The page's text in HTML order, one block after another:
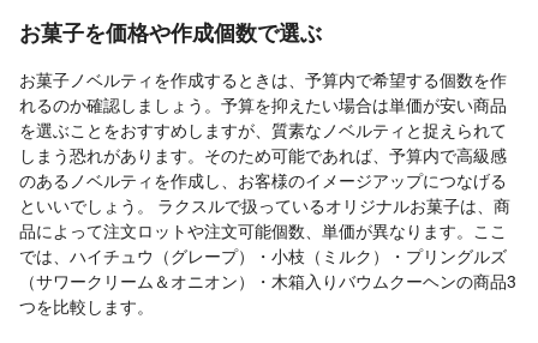
お菓子を価格や作成個数で選ぶ
お菓子ノベルティを作成するときは、予算内で希望する個数を作
れるのか確認しましょう。予算を抑えたい場合は単価が安い商品
を選ぶことをおすすめしますが、質素なノベルティと捉えられて
しまう恐れがあります。そのため可能であれば、予算内で高級感
のあるノベルティを作成し、お客様のイメージアップにつなげる
といいでしょう。 ラクスルで扱っているオリジナルお菓子は、商
品によって注文ロットや注文可能個数、単価が異なります。ここ
では、ハイチュウ（グレープ）・小枝（ミルク）・プリングルズ
（サワークリーム＆オニオン）・木箱入りバウムクーヘンの商品3
つを比較します。